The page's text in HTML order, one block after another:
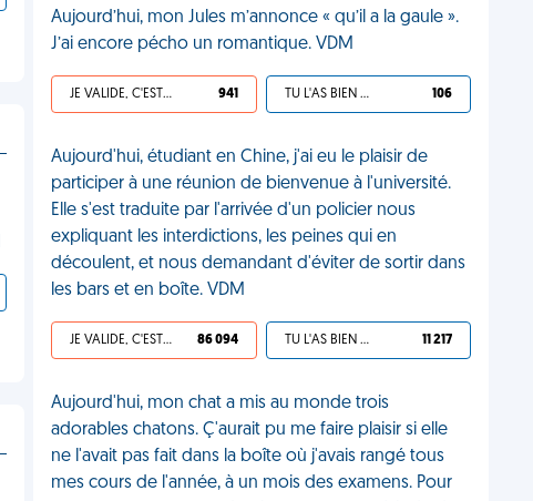
Aujourd’hui, mon Jules m’annonce « qu’il a la gaule ».
J’ai encore pécho un romantique. VDM
JE VALIDE, C'EST UNE VDM 941 TU L'AS BIEN MÉRITÉ 106
Aujourd'hui, étudiant en Chine, j'ai eu le plaisir de
participer à une réunion de bienvenue à l'université.
Elle s'est traduite par l'arrivée d'un policier nous
expliquant les interdictions, les peines qui en
découlent, et nous demandant d'éviter de sortir dans
les bars et en boîte. VDM
JE VALIDE, C'EST UNE VDM 86 094 TU L'AS BIEN MÉRITÉ 11 217
Aujourd'hui, mon chat a mis au monde trois
adorables chatons. Ç'aurait pu me faire plaisir si elle
ne l'avait pas fait dans la boîte où j'avais rangé tous
mes cours de l'année, à un mois des examens. Pour